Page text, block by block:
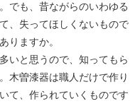
でも、昔ながらのいわゆる
、失ってほしくないもので
りますか。
いと思うので、知ってもら
木曽漆器は職人だけで作り
て、作られていくものです